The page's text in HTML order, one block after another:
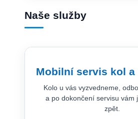
Naše služby
Mobilní servis kol
Kolo u vás vyzvedneme,
a po dokončení servisu vám
zpět.